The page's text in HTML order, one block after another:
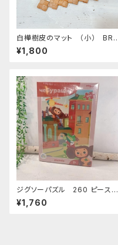
白樺樹皮のマット （小） BRB
07
¥1,800
ジグソーパズル 260 ピース
「 チェブラーシカ」
¥1,760